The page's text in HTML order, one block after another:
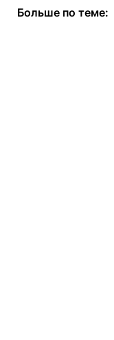
Больше по теме: